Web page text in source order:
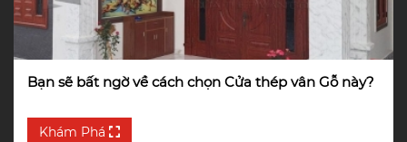
Bạn sẽ bất ngờ về cách chọn Cửa thép vân Gỗ này?
Khám Phá